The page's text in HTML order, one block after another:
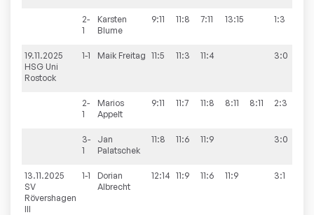
2-
1
Karsten
Blume
9:11 11:8 7:11 13:15 1:3
19.11.2025
HSG Uni
Rostock
1-1 Maik Freitag 11:5 11:3 11:4 3:0
2-
1
Marios
Appelt
9:11 11:7 11:8 8:11 8:11 2:3
3-
1
Jan
Palatschek
11:8 11:6 11:9 3:0
13.11.2025
SV
Rövershagen
III
1-1
Dorian
Albrecht
12:14 11:9 11:6 11:9 3:1